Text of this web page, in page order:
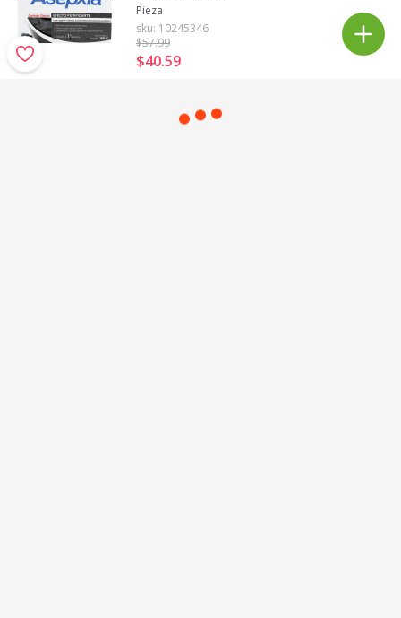
Pieza
sku: 10245346
$57.99
$40.59